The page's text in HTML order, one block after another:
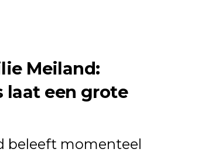
Meiland:
laat een grote
beleeft momenteel